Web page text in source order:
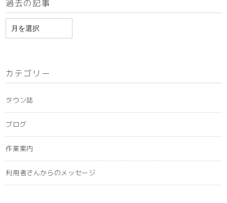
過去の記事
ア
ー
イ
カテゴリー
タウン誌
ブログ
作業案内
利用者さんからのメッセージ